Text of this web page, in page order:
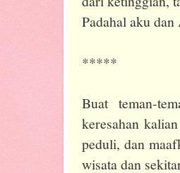
Padahal aku
*****
Buat teman-
keresahan
peduli, dan
wisata dan